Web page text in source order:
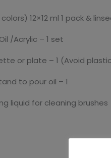
12×12 ml 1 pack &
/Acrylic – 1 set
or plate – 1 (Avoid
to pour oil – 1
liquid for cleaning brushes